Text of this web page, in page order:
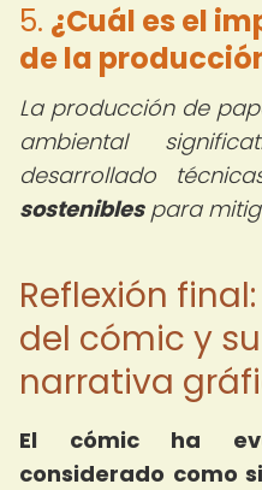
5. ¿Cuál es el
de la
La producción de
ambiental
desarrollado
sosteniblespara
Reflexión
del cómic y
narrativa
El cómic ha
considerado como